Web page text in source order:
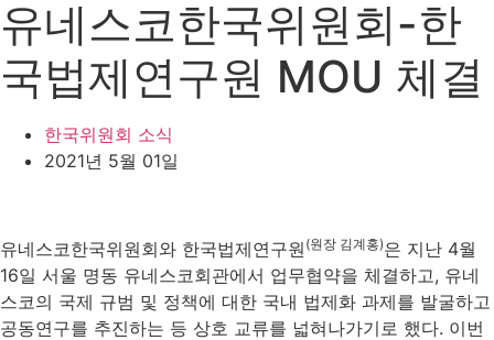
유네스코한국위원회-한
국법제연구원 MOU 체결
한국위원회 소식
2021년 5월 01일
유네스코한국위원회와 한국법제연구원 (원장 김계홍)은 지난 4월
16일 서울 명동 유네스코회관에서 업무협약을 체결하고, 유네
스코의 국제 규범 및 정책에 대한 국내 법제화 과제를 발굴하고
공동연구를 추진하는 등 상호 교류를 넓혀나가기로 했다. 이번